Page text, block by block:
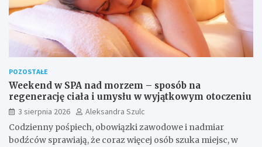
POZOSTAŁE
Weekend w SPA nad morzem – sposób na
regenerację ciała i umysłu w wyjątkowym otoczeniu
3 sierpnia 2026
Aleksandra Szulc
Codzienny pośpiech, obowiązki zawodowe i nadmiar
bodźców sprawiają, że coraz więcej osób szuka miejsc, w